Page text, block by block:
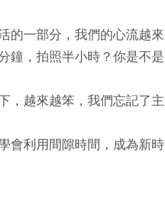
的一部分，我們的心流越來
鐘，拍照半小時？你是不是
，越來越笨，我們忘記了主
會利用間隙時間，成為新時